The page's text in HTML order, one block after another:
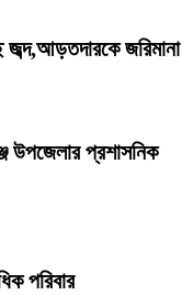
জব্দ,আড়তদারকে জরিমানা
উপজেলার প্রশাসনিক
পরিবার